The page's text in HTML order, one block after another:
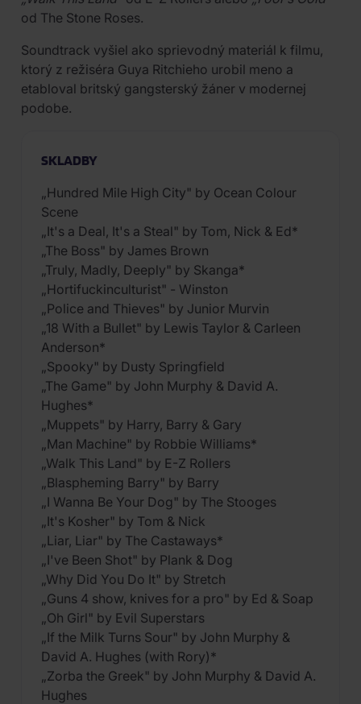
od The Stone Roses.
Soundtrack vyšiel ako sprievodný materiál k filmu,
ktorý z režiséra Guya Ritchieho urobil meno a
etabloval britský gangsterský žáner v modernej
podobe.
SKLADBY
„Hundred Mile High City" by Ocean Colour
Scene
„It's a Deal, It's a Steal" by Tom, Nick & Ed*
„The Boss" by James Brown
„Truly, Madly, Deeply" by Skanga*
„Hortifuckinculturist" - Winston
„Police and Thieves" by Junior Murvin
„18 With a Bullet" by Lewis Taylor & Carleen
Anderson*
„Spooky" by Dusty Springfield
„The Game" by John Murphy & David A.
Hughes*
„Muppets" by Harry, Barry & Gary
„Man Machine" by Robbie Williams*
„Walk This Land" by E-Z Rollers
„Blaspheming Barry" by Barry
„I Wanna Be Your Dog" by The Stooges
„It's Kosher" by Tom & Nick
„Liar, Liar" by The Castaways*
„I've Been Shot" by Plank & Dog
„Why Did You Do It" by Stretch
„Guns 4 show, knives for a pro" by Ed & Soap
„Oh Girl" by Evil Superstars
„If the Milk Turns Sour" by John Murphy &
David A. Hughes (with Rory)*
„Zorba the Greek" by John Murphy & David A.
Hughes